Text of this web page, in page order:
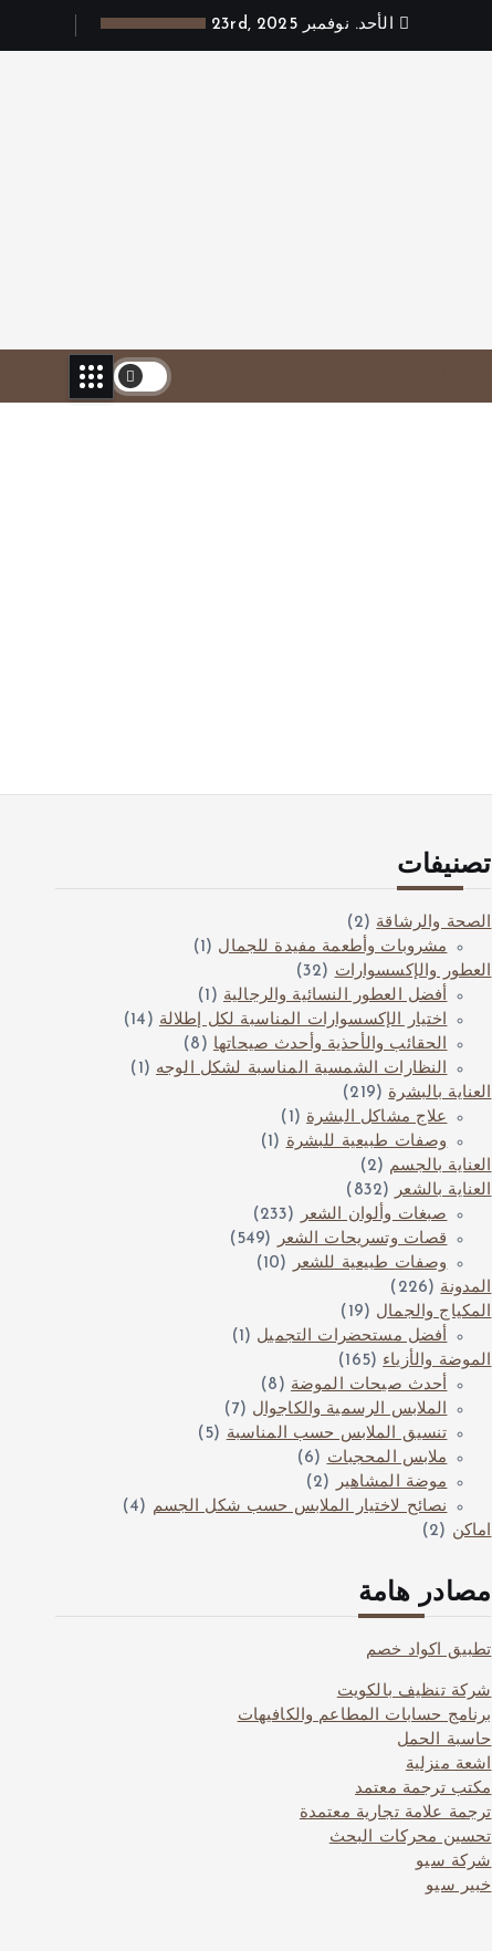
الأحد. نوفمبر 23rd, 2025
تصنيفات
الصحة والرشاقة (2)
مشروبات وأطعمة مفيدة للجمال (1)
العطور والإكسسوارات (32)
أفضل العطور النسائية والرجالية (1)
اختيار الإكسسوارات المناسبة لكل إطلالة (14)
الحقائب والأحذية وأحدث صيحاتها (8)
النظارات الشمسية المناسبة لشكل الوجه (1)
العناية بالبشرة (219)
علاج مشاكل البشرة (1)
وصفات طبيعية للبشرة (1)
العناية بالجسم (2)
العناية بالشعر
(832)
صبغات وألوان الشعر
(233)
قصات وتسريحات الشعر
(549)
وصفات طبيعية للشعر
(10)
المدونة (226)
المكياج والجمال (19)
أفضل مستحضرات التجميل (1)
الموضة والأزياء (165)
أحدث صيحات الموضة (8)
الملابس الرسمية والكاجوال (7)
تنسيق الملابس حسب المناسبة (5)
ملابس المحجبات (6)
موضة المشاهير
(2)
نصائح لاختيار الملابس حسب شكل الجسم (4)
اماكن (2)
مصادر هامة
تطبيق اكواد خصم
شركة تنظيف بالكويت
برنامج حسابات المطاعم والكافيهات
حاسبة الحمل
اشعة منزلية
مكتب ترجمة معتمد
ترجمة علامة تجارية معتمدة
تحسين محركات البحث
شركة سيو
خبير سيو